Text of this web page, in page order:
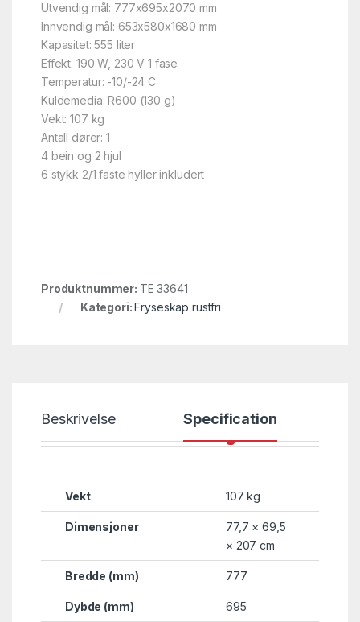
Utvendig mål: 777x695x2070 mm
Innvendig mål: 653x580x1680 mm
Kapasitet: 555 liter
Effekt: 190 W, 230 V 1 fase
Temperatur: -10/-24 C
Kuldemedia: R600 (130 g)
Vekt: 107 kg
Antall dører: 1
4 bein og 2 hjul
6 stykk 2/1 faste hyller inkludert
Produktnummer: TE 33641
Kategori: Fryseskap rustfri
Beskrivelse Specification
Vekt 107 kg
Dimensjoner
77,7 × 69,5
× 207 cm
Bredde (mm) 777
Dybde (mm) 695